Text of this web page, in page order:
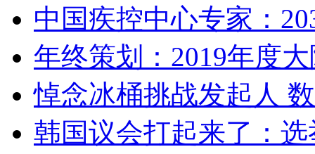
中国疾控中心专家：
年终策划：2019年度
悼念冰桶挑战发起人
韩国议会打起来了：